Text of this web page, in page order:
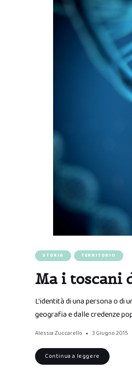
STORIA TERRITORIO
Ma i toscani
L’identità di una persona o
geografia e dalle credenze
Alessia Zuccarello 3 Giugno 2015
Continua a leggere